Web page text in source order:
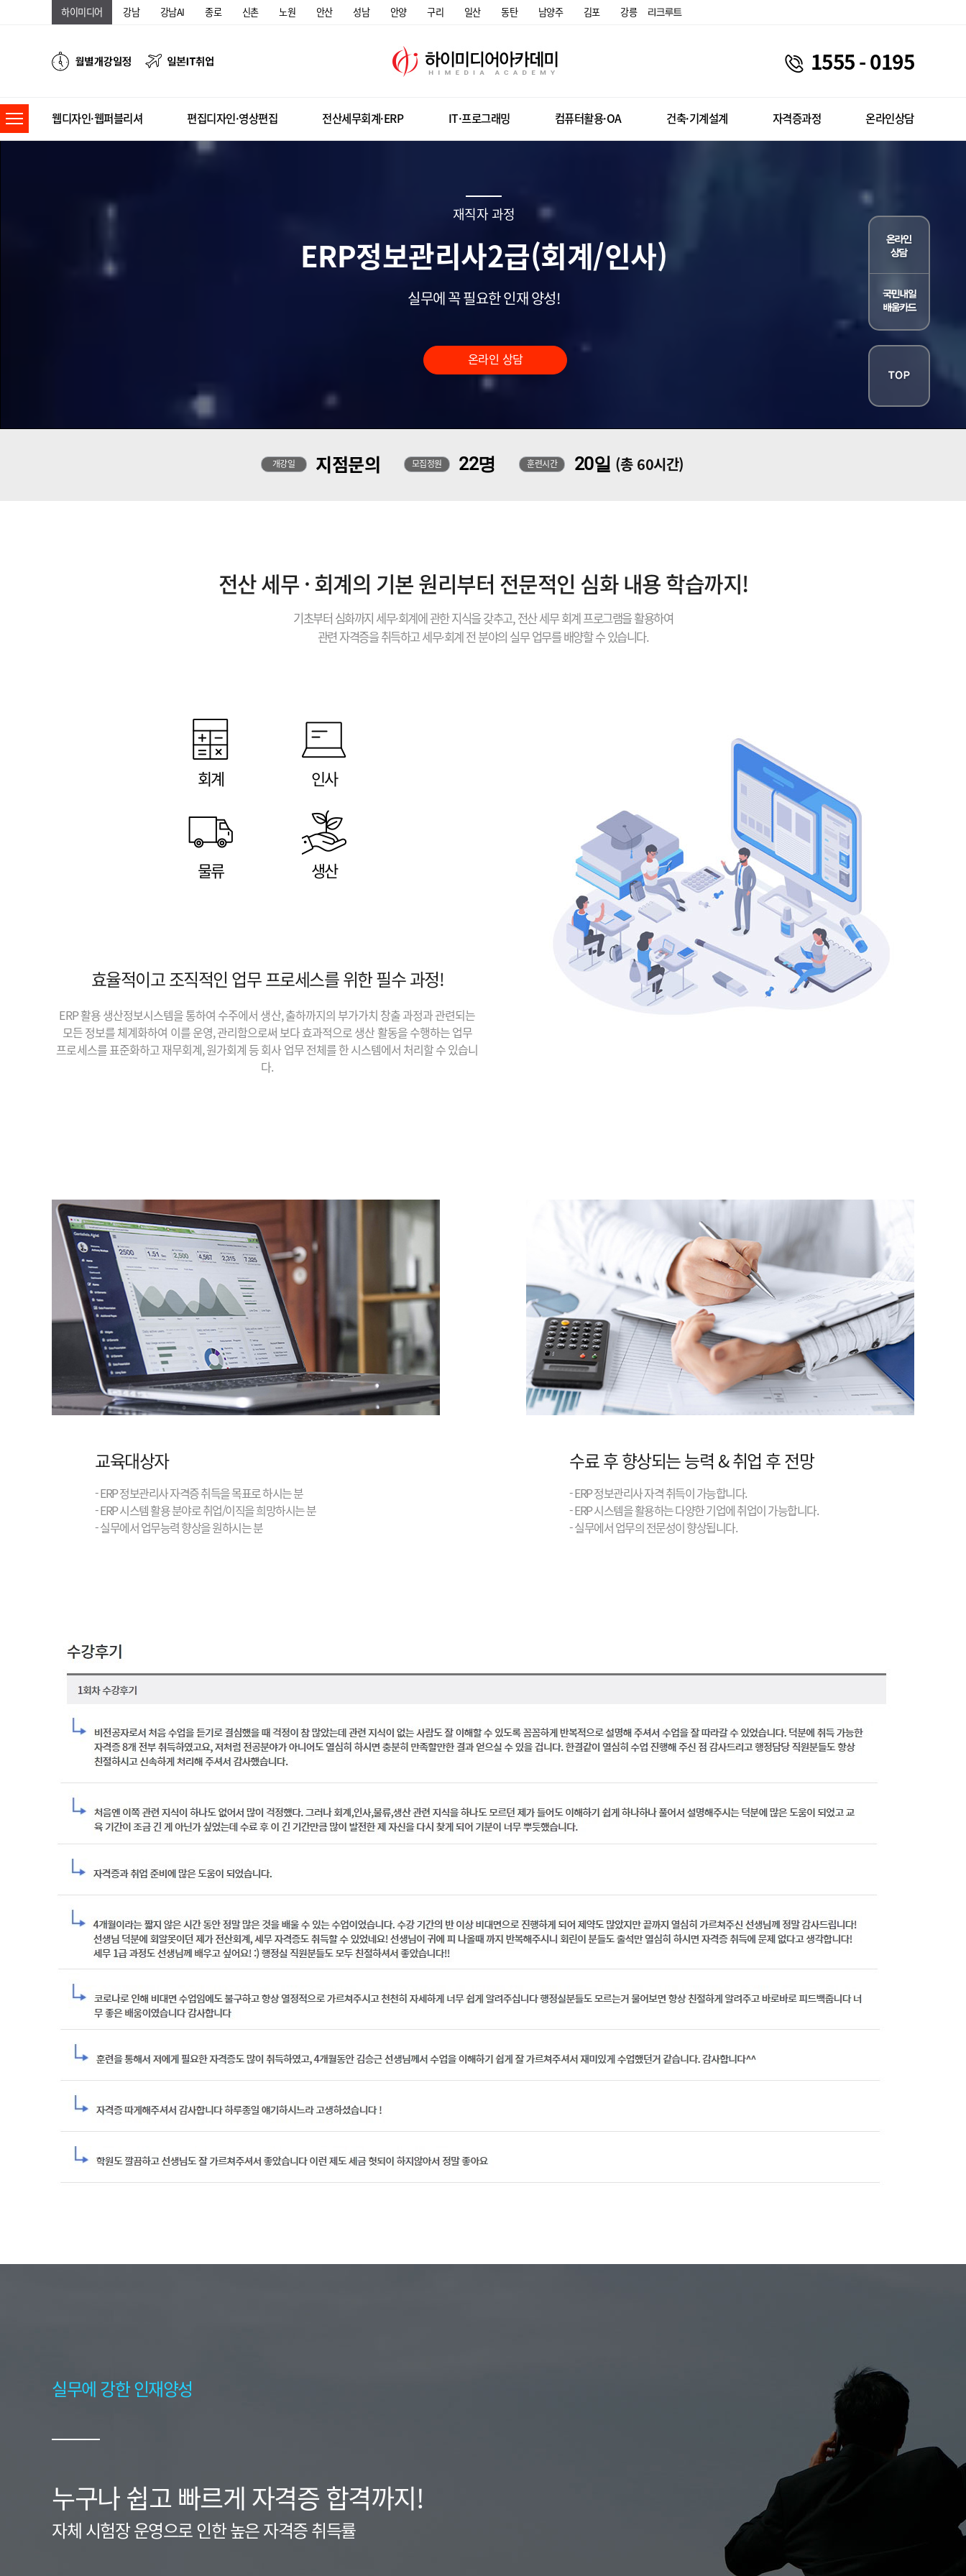
하이미디어 강남 강남AI 종로 신촌 노원 안산 성남 안양 구리 일산 동탄 남양주 김포 강릉
1555 - 0195
웹디자인·웹퍼블리셔 편집디자인·영상편집 전산세무회계·ERP IT·프로그래밍 컴퓨터활용·OA 건축·기계설계 자격증과정 온라인상담
재직자 과정
ERP정보관리사2급(회계/인사)
실무에 꼭 필요한 인재 양성!
온라인 상담
개강일 지점문의 모집정원 22명 훈련시간 20일 (총 60시간)
전산 세무 · 회계의 기본 원리부터 전문적인 심화 내용 학습까지!
기초부터 심화까지 세무·회계에 관한 지식을 갖추고, 전산 세무 회계 프로그램을 활용하여
관련 자격증을 취득하고 세무·회계 전 분야의 실무 업무를 배양할 수 있습니다.
회계 인사
물류 생산
효율적이고 조직적인 업무 프로세스를 위한 필수 과정!
ERP 활용 생산정보시스템을 통하여 수주에서 생산, 출하까지의 부가가치 창출 과정과 관련되는
모든 정보를 체계화하여 이를 운영, 관리함으로써 보다 효과적으로 생산 활동을 수행하는 업무
프로세스를 표준화하고 재무회계, 원가회계 등 회사 업무 전체를 한 시스템에서 처리할 수 있습니
다.
교육대상자
- ERP 정보관리사 자격증 취득을 목표로 하시는 분
- ERP 시스템 활용 분야로 취업/이직을 희망하시는 분
- 실무에서 업무능력 향상을 원하시는 분
수료 후 향상되는 능력 & 취업 후 전망
- ERP 정보관리사 자격 취득이 가능합니다.
- ERP 시스템을 활용하는 다양한 기업에 취업이 가능합니다.
- 실무에서 업무의 전문성이 향상됩니다.
실무에 강한 인재양성
누구나 쉽고 빠르게 자격증 합격까지!
자체 시험장 운영으로 인한 높은 자격증 취득률